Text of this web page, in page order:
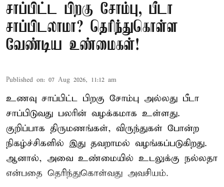
சாப்பிட்ட பிறகு சோம்பு, பீடா
சாப்பிடலாமா? தெரிந்துகொள்ள
வேண்டிய உண்மைகள்!
Published on: 07 Aug 2026, 11:12 am
உணவு சாப்பிட்ட பிறகு சோம்பு அல்லது பீடா
சாப்பிடுவது பலரின் வழக்கமாக உள்ளது.
குறிப்பாக திருமணங்கள், விருந்துகள் போன்ற
நிகழ்ச்சிகளில் இது தவறாமல் வழங்கப்படுகிறது.
ஆனால், அவை உண்மையில் உடலுக்கு நல்லதா
என்பதை தெரிந்துகொள்வது அவசியம்.